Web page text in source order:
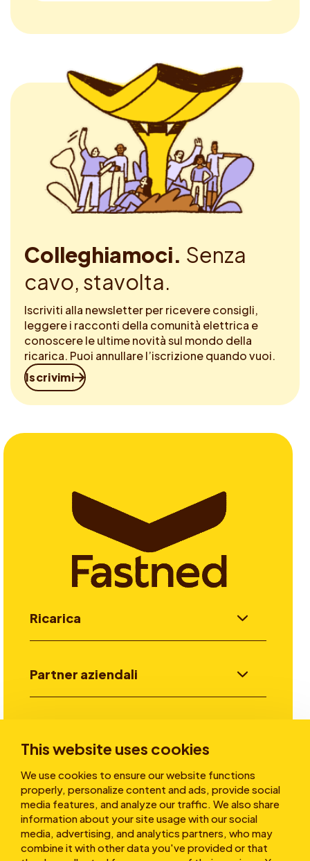
This website uses cookies
We use cookies to ensure our website functions
properly, personalize content and ads, provide social
media features, and analyze our traffic. We also share
information about your site usage with our social
media, advertising, and analytics partners, who may
combine it with other data you've provided or that
Colleghiamoci. Senza
cavo, stavolta.
Iscriviti alla newsletter per ricevere consigli,
leggere i racconti della comunità elettrica e
conoscere le ultime novità sul mondo della
ricarica. Puoi annullare l’iscrizione quando vuoi.
Iscrivimi
Ricarica
Partner aziendali
Storie
Chi siamo